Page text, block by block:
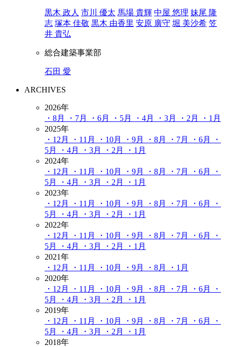
黒木 政人 市川 優太 馬場 貴輝 中屋 悠理 妹尾 隆
志 塚本 佳敬 黒木 由香里 安原 廣守 堀 美沙希 笠
井 貴弘
総合建築事業部
石田 愛
ARCHIVES
2026年
・8月
・7月 ・6月 ・5月 ・4月 ・3月 ・2月
・1月
2025年
・12月
・11月 ・10月 ・9月 ・8月 ・7月 ・6月
・
5月
・4月 ・3月 ・2月
・1月
2024年
・12月
・11月 ・10月 ・9月 ・8月 ・7月 ・6月
・
5月
・4月 ・3月 ・2月
・1月
2023年
・12月
・11月 ・10月 ・9月 ・8月 ・7月 ・6月
・
5月
・4月 ・3月 ・2月
・1月
2022年
・12月
・11月 ・10月 ・9月 ・8月 ・7月 ・6月
・
5月
・4月 ・3月 ・2月
・1月
2021年
・12月
・11月 ・10月 ・9月 ・8月
・1月
2020年
・12月
・11月 ・10月 ・9月 ・8月 ・7月 ・6月
・
5月
・4月 ・3月 ・2月
・1月
2019年
・12月
・11月 ・10月 ・9月 ・8月 ・7月 ・6月
・
5月
・4月 ・3月 ・2月
・1月
2018年